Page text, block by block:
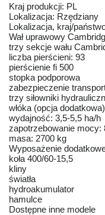
Kraj produkcji: PL
Lokalizacja: Rzędziany
Lokalizacja, kraj/
Wał uprawowy
trzy sekcje wału
liczba pierścieni: 93
pierścienie fi 500
stopka podporowa
zabezpieczenie
trzy siłowniki
włóka (opcja dodatkowa)
wydajność: 3,5-5,5 ha/h
zapotrzebowanie mocy:
masa: 2700 kg
Wyposażenie
koła 400/60-15,5
kliny
światła
hydroakumulator
hamulce
Dostępne inne modele